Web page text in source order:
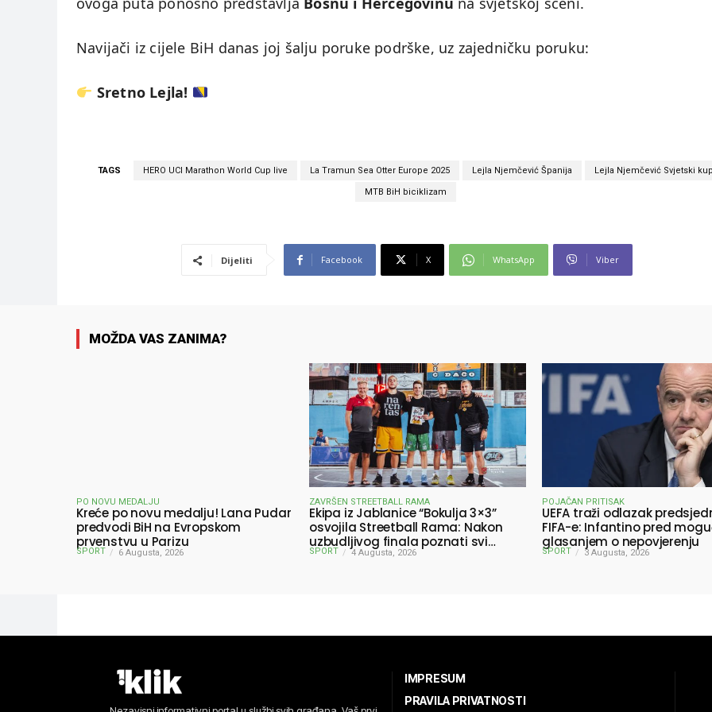
Navijači iz cijele BiH danas joj šalju poruke podrške, uz zajedničku poruku:
Sretno Lejla!
TAGS HERO UCI Marathon World Cup live La Tramun Sea Otter Europe 2025 Lejla Njemčević Španija Lejla Njemčević Svjetski
MTB BiH biciklizam
Dijeliti Facebook X WhatsApp Viber
MOŽDA VAS ZANIMA?
PO NOVU MEDALJU
Kreće po novu medalju! Lana Pudar
predvodi BiH na Evropskom
prvenstvu u Parizu
SPORT 6 Augusta, 2026
ZAVRŠEN STREETBALL RAMA
Ekipa iz Jablanice “Bokulja 3×3”
osvojila Streetball Rama: Nakon
uzbudljivog finala poznati svi
pobjednici turnira
SPORT 4 Augusta, 2026
POJAČAN PRITISAK
UEFA traži odlazak
FIFA-e: Infantino pred
glasanjem o nepovjerenju
SPORT 3 Augusta, 2026
IMPRESUM
PRAVILA PRIVATNOSTI